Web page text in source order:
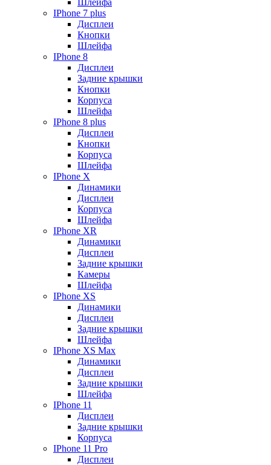
Шлейфа
IPhone 7 plus
Дисплеи
Кнопки
Шлейфа
IPhone 8
Дисплеи
Задние крышки
Кнопки
Корпуса
Шлейфа
IPhone 8 plus
Дисплеи
Кнопки
Корпуса
Шлейфа
IPhone X
Динамики
Дисплеи
Корпуса
Шлейфа
IPhone XR
Динамики
Дисплеи
Задние крышки
Камеры
Шлейфа
IPhone XS
Динамики
Дисплеи
Задние крышки
Шлейфа
IPhone XS Max
Динамики
Дисплеи
Задние крышки
Шлейфа
IPhone 11
Дисплеи
Задние крышки
Корпуса
IPhone 11 Pro
Дисплеи